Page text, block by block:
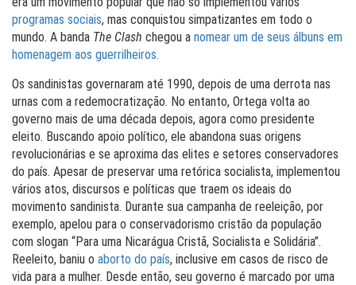
programas sociais, mas conquistou simpatizantes em todo o
mundo. A banda The Clash chegou a nomear um de seus álbuns em
homenagem aos guerrilheiros.
Os sandinistas governaram até 1990, depois de uma derrota nas
urnas com a redemocratização. No entanto, Ortega volta ao
governo mais de uma década depois, agora como presidente
eleito. Buscando apoio político, ele abandona suas origens
revolucionárias e se aproxima das elites e setores conservadores
do país. Apesar de preservar uma retórica socialista, implementou
vários atos, discursos e políticas que traem os ideais do
movimento sandinista. Durante sua campanha de reeleição, por
exemplo, apelou para o conservadorismo cristão da população
com slogan “Para uma Nicarágua Cristã, Socialista e Solidária”.
Reeleito, baniu o aborto do país, inclusive em casos de risco de
vida para a mulher. Desde então, seu governo é marcado por uma